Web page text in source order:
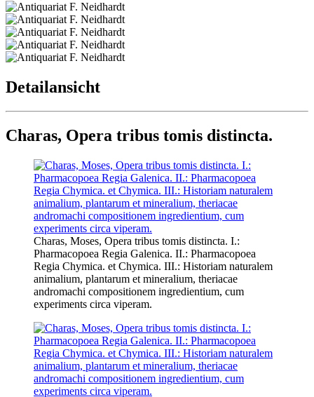
Detailansicht
Charas, Opera tribus tomis distincta.
Charas, Moses, Opera tribus tomis distincta. I.:
Pharmacopoea Regia Galenica. II.: Pharmacopoea
Regia Chymica. et Chymica. III.: Historiam naturalem
animalium, plantarum et mineralium, theriacae
andromachi compositionem ingredientium, cum
experiments circa viperam.